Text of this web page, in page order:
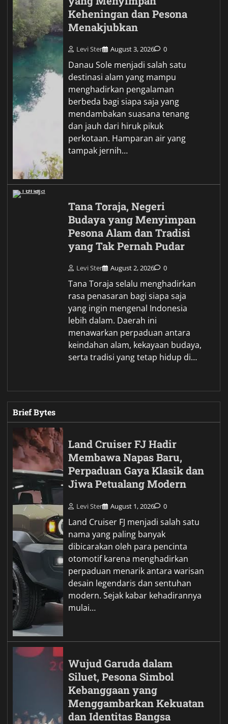
Keheningan dan Pesona
Menakjubkan
Levi Ster August 3, 2026 0
Danau Sole menjadi salah satu
destinasi alam yang mampu
menghadirkan pengalaman
berbeda bagi siapa saja yang
mendambakan suasana tenang
dan jauh dari hiruk pikuk
perkotaan. Hamparan air yang
tampak jernih…
Tana Toraja, Negeri
Budaya yang Menyimpan
Pesona Alam dan Tradisi
yang Tak Pernah Pudar
Levi Ster August 2, 2026 0
Tana Toraja selalu menghadirkan
rasa penasaran bagi siapa saja
yang ingin mengenal Indonesia
lebih dalam. Daerah ini
menawarkan perpaduan antara
keindahan alam, kekayaan budaya,
serta tradisi yang tetap hidup di…
Brief Bytes
Land Cruiser FJ Hadir
Membawa Napas Baru,
Perpaduan Gaya Klasik dan
Jiwa Petualang Modern
Levi Ster August 1, 2026 0
Land Cruiser FJ menjadi salah satu
nama yang paling banyak
dibicarakan oleh para pencinta
otomotif karena menghadirkan
perpaduan menarik antara warisan
desain legendaris dan sentuhan
modern. Sejak kabar kehadirannya
mulai…
Wujud Garuda dalam
Siluet, Pesona Simbol
Kebanggaan yang
Menggambarkan Kekuatan
dan Identitas Bangsa